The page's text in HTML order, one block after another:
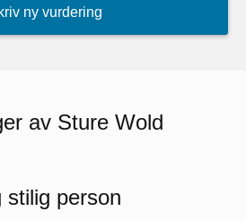
ny vurdering
av Sture Wold
stilig person